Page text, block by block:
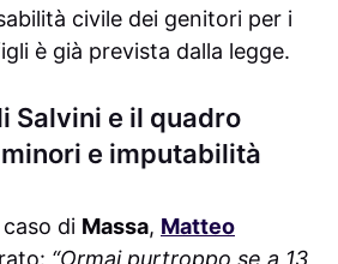
civile dei genitori per i
è già prevista dalla legge.
Salvini e il quadro
e imputabilità
di Massa, Matteo
“Ormai purtroppo se a 13